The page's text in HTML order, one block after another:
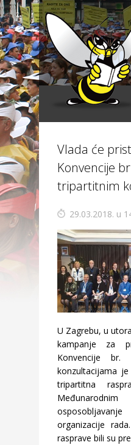
Vlada će
Konvencije
tripartitnim
29.03.2018. u
U Zagrebu, u
kampanje za
Konvencije
konzultacijama
tripartitna
organizacije
rasprave bili su